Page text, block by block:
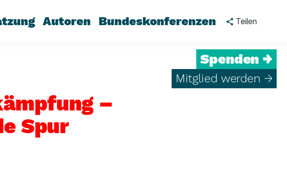
Autoren Bundeskonferenzen Teilen
Spenden →
Mitglied werden →
–
Spur